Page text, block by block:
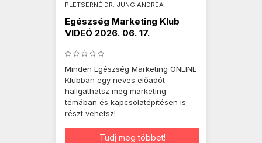
PLETSERNÉ DR. JUNG ANDREA
Egészség Marketing Klub
VIDEÓ 2026. 06. 17.
Minden Egészség Marketing ONLINE
Klubban egy neves előadót
hallgathatsz meg marketing
témában és kapcsolatépítésen is
részt vehetsz!
Tudj meg többet!